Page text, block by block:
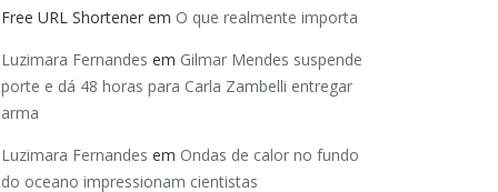
Free URL Shortener em O que realmente importa
Luzimara Fernandes em Gilmar Mendes suspende
porte e dá 48 horas para Carla Zambelli entregar
arma
Luzimara Fernandes em Ondas de calor no fundo
do oceano impressionam cientistas